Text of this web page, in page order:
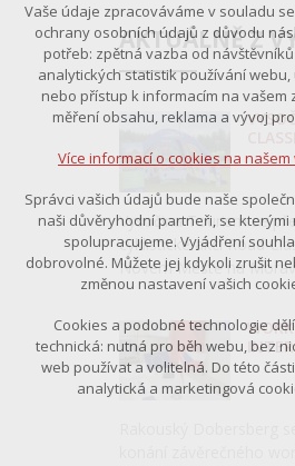
AKTUÁLNĚ Z
Vysočina Tourism se
cyklistické akci Road
Novém Městě na
Rakouský Dobersberg
konání závěrečného
Vaše údaje zpracováváme v souladu
ochrany osobních údajů z důvodu
potřeb: zpětná vazba od
analytických statistik používání
nebo přístup k informacím na vašem
měření obsahu, reklama a vývoj
Více informací o cookies na našem
Správci vašich údajů bude naše
naši důvěryhodní partneři, se kterými
spolupracujeme. Vyjádření
dobrovolné. Můžete jej kdykoli zrušit
změnou nastavení vašich
Cookies a podobné technologie
technická: nutná pro běh webu, bez
web používat a volitelná. Do této
analytická a marketingová